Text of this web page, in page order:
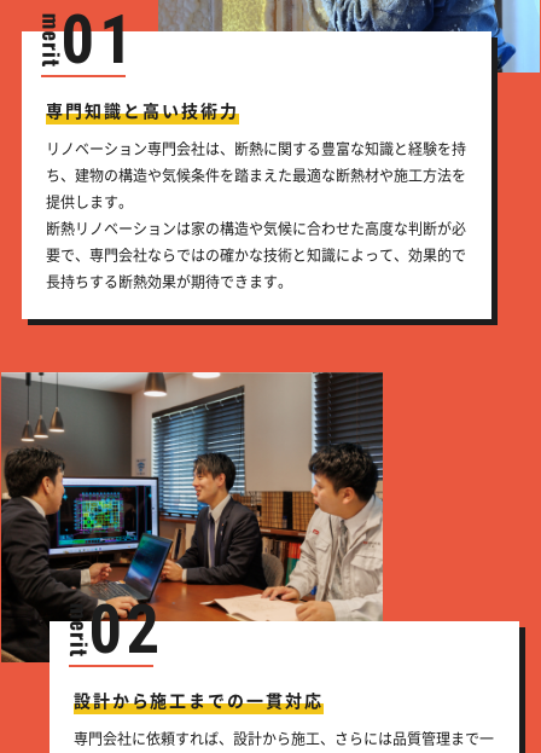
01
専門知識と高い技術力
リノベーション専門会社は、断熱に関する豊富な知識と経験を持
ち、建物の構造や気候条件を踏まえた最適な断熱材や施工方法を
提供します。
断熱リノベーションは家の構造や気候に合わせた高度な判断が必
要で、専門会社ならではの確かな技術と知識によって、効果的で
長持ちする断熱効果が期待できます。
02
設計から施工までの一貫対応
専門会社に依頼すれば、設計から施工、さらには品質管理まで一